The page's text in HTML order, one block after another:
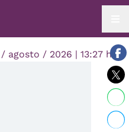
agosto / 2026 | 13:27 hrs.